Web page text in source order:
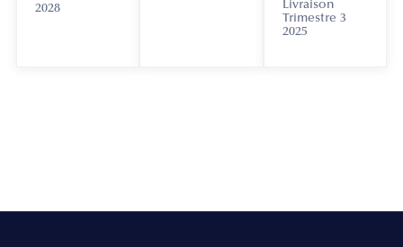
2028
Livraison
Trimestre 3
2025